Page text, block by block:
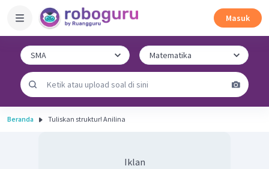
Masuk
Beranda Tuliskan struktur! Anilina
Iklan